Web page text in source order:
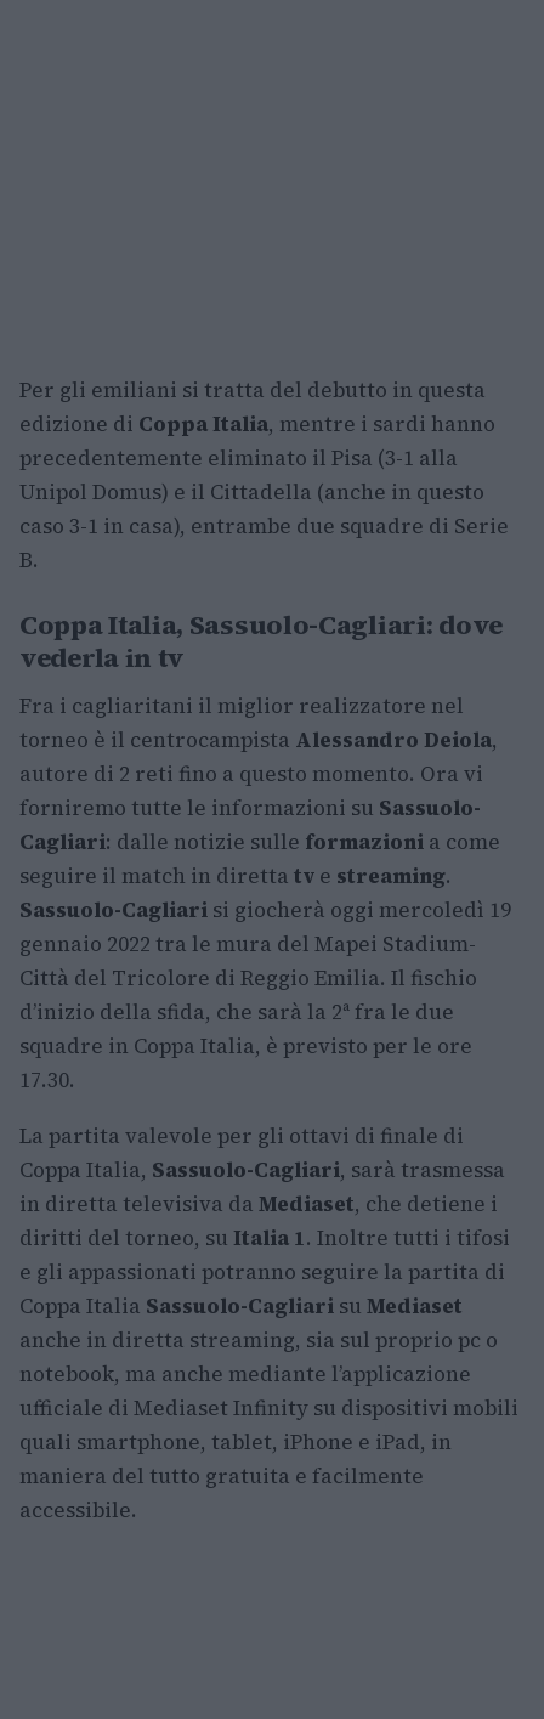
Per gli emiliani si tratta del debutto in questa
edizione di Coppa Italia, mentre i sardi hanno
precedentemente eliminato il Pisa (3-1 alla
Unipol Domus) e il Cittadella (anche in questo
caso 3-1 in casa), entrambe due squadre di Serie
B.
Coppa Italia, Sassuolo-Cagliari: dove
vederla in tv
Fra i cagliaritani il miglior realizzatore nel
torneo è il centrocampista Alessandro Deiola,
autore di 2 reti fino a questo momento. Ora vi
forniremo tutte le informazioni su Sassuolo-
Cagliari: dalle notizie sulle formazioni a come
seguire il match in diretta tv e streaming.
Sassuolo-Cagliari si giocherà oggi mercoledì 19
gennaio 2022 tra le mura del Mapei Stadium-
Città del Tricolore di Reggio Emilia. Il fischio
d’inizio della sfida, che sarà la 2ª fra le due
squadre in Coppa Italia, è previsto per le ore
17.30.
La partita valevole per gli ottavi di finale di
Coppa Italia, Sassuolo-Cagliari, sarà trasmessa
in diretta televisiva da Mediaset, che detiene i
diritti del torneo, su Italia 1. Inoltre tutti i tifosi
e gli appassionati potranno seguire la partita di
Coppa Italia Sassuolo-Cagliari su Mediaset
anche in diretta streaming, sia sul proprio pc o
notebook, ma anche mediante l’applicazione
ufficiale di Mediaset Infinity su dispositivi mobili
quali smartphone, tablet, iPhone e iPad, in
maniera del tutto gratuita e facilmente
accessibile.